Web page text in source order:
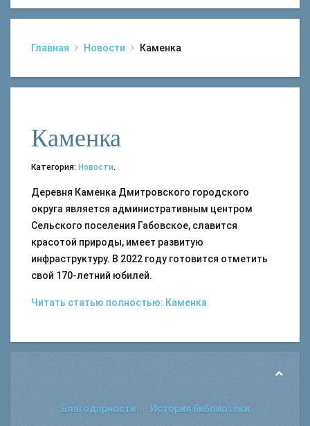
Главная Новости Каменка
Каменка
Категория: Новости.
Деревня Каменка Дмитровского городского
округа является административным центром
Сельского поселения Габовское, славится
красотой природы, имеет развитую
инфраструктуру. В 2022 году готовится отметить
свой 170-летний юбилей.
Читать статью полностью: Каменка
Благодарности История библиотеки